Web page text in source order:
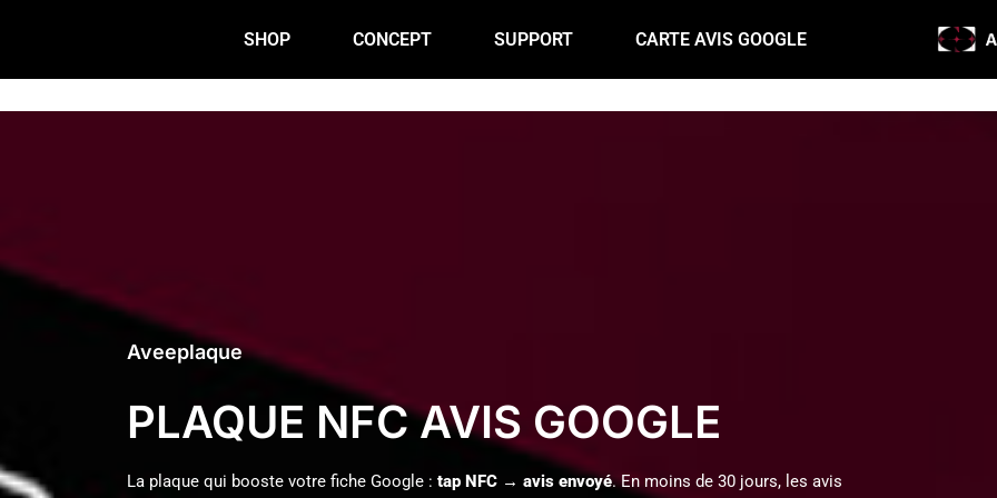
SHOP CONCEPT SUPPORT CARTE AVIS GOOGLE
Aveeplaque
PLAQUE NFC AVIS GOOGLE
La plaque qui booste votre fiche Google : tap NFC → avis envoyé. En moins de 30 jours, les avis